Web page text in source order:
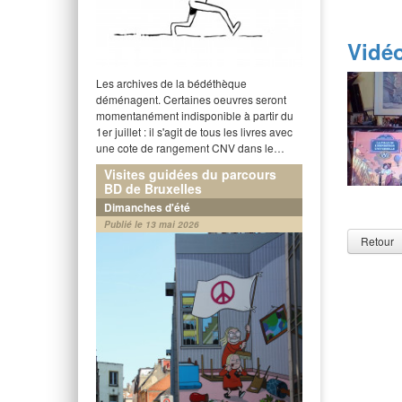
Les archives de la bédéthèque
déménagent. Certaines oeuvres seront
momentanément indisponible à partir du
1er juillet : il s'agit de tous les livres avec
une cote de rangement CNV dans le…
Visites guidées du parcours
BD de Bruxelles
Dimanches d'été
Publié le 13 mai 2026
Retour